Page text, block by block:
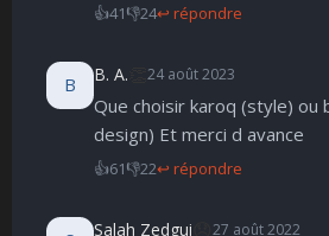
👍41👎24↩ répondre
B B. A. 24 août 2023
Que choisir karoq (style) ou
design) Et merci d avance
👍61👎22↩ répondre
Salah Zedgui 27 août 2022